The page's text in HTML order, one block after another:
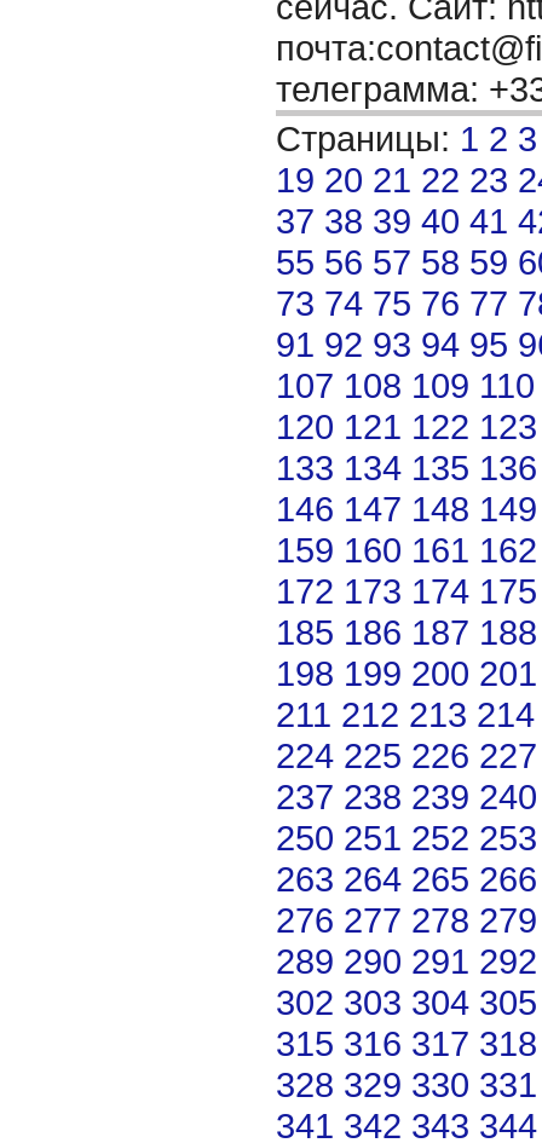
телеграмма:
Страницы: 1 2 3
19 20 21 22 23
37 38 39 40 41
55 56 57 58 59
73 74 75 76 77
91 92 93 94 95
107 108 109 110
120 121 122 123
133 134 135 136
146 147 148 149
159 160 161 162
172 173 174 175
185 186 187 188
198 199 200 201
211 212 213 214
224 225 226 227
237 238 239 240
250 251 252 253
263 264 265 266
276 277 278 279
289 290 291 292
302 303 304 305
315 316 317 318
328 329 330 331
341 342 343 344